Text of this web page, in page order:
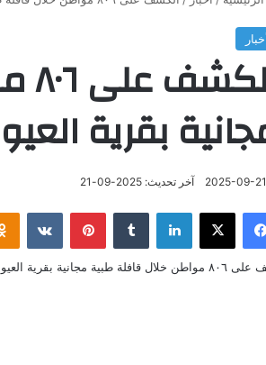
أخبار
بقرية
2025-09-21 آخر تحديث: 2025-09-21
فيسبوك لينكدإن بينتيريست